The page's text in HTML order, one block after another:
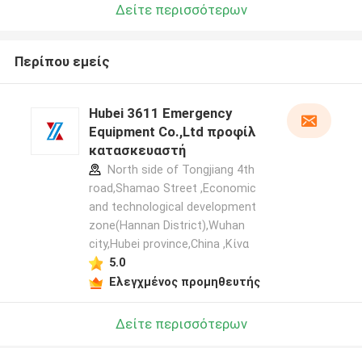
Δείτε περισσότερων
Περίπου εμείς
Hubei 3611 Emergency
Equipment Co.,Ltd προφίλ
κατασκευαστή
North side of Tongjiang 4th
road,Shamao Street ,Economic
and technological development
zone(Hannan District),Wuhan
city,Hubei province,China ,Κίνα
5.0
Ελεγχμένος προμηθευτής
Δείτε περισσότερων